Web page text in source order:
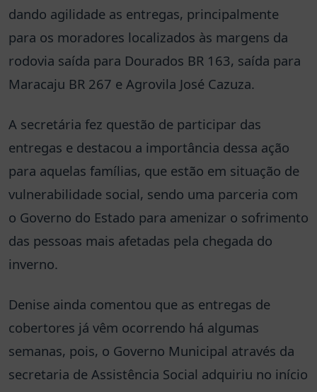
dando agilidade as entregas, principalmente
para os moradores localizados às margens da
rodovia saída para Dourados BR 163, saída para
Maracaju BR 267 e Agrovila José Cazuza.
A secretária fez questão de participar das
entregas e destacou a importância dessa ação
para aquelas famílias, que estão em situação de
vulnerabilidade social, sendo uma parceria com
o Governo do Estado para amenizar o sofrimento
das pessoas mais afetadas pela chegada do
inverno.
Denise ainda comentou que as entregas de
cobertores já vêm ocorrendo há algumas
semanas, pois, o Governo Municipal através da
secretaria de Assistência Social adquiriu no início